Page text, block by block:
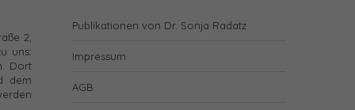
2,
uns:
Dort
dem
Publikationen von Dr. Sonja Radatz
Impressum
AGB